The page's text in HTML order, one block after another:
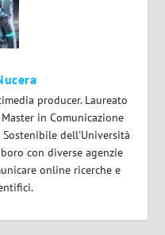
producer. Laureato
in Comunicazione
dell'Università
con diverse agenzie
online ricerche e